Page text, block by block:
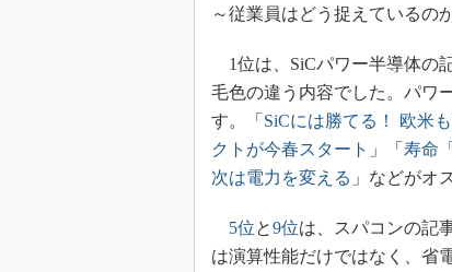
“
～従業員はどう捉えているの
1位は、SiCパワー半導体の
毛色の違う内容でした。パワ
す。「 SiCには勝てる！ 欧米
クトが今春スタート 」「 寿命
次は電力を変える 」などがオ
5位と9位は、スパコンの記
は演算性能だけではなく、省